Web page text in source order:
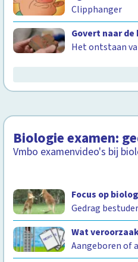
Clipphanger
Govert naar de
Het ontstaan
Biologie examen:
Vmbo examenvideo's bij
Focus op
Gedrag
Wat
Aangeboren of